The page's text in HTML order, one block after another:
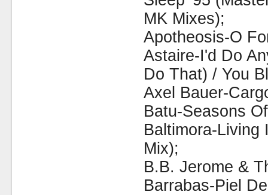
MK Mixes);
Apotheosis-O
Astaire-I'd Do
Do That) / You
Axel Bauer-
Batu-Seasons
Baltimora-Living
Mix);
B.B. Jerome &
Barrabas-Piel